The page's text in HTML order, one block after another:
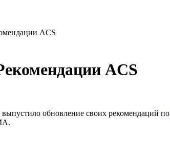
ACS
ACS
выпустило обновление своих рекомендаций по